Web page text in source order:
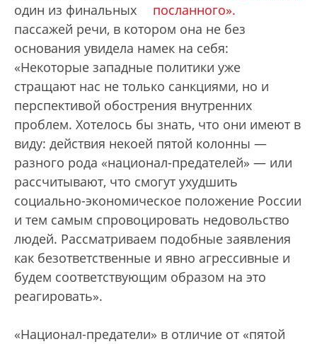
посланного».
один из финальных
пассажей речи, в котором она не без
основания увидела намек на себя:
«Некоторые западные политики уже
стращают нас не только санкциями, но и
перспективой обострения внутренних
проблем. Хотелось бы знать, что они имеют в
виду: действия некоей пятой колонны —
разного рода «национал-предателей» — или
рассчитывают, что смогут ухудшить
социально-экономическое положение России
и тем самым спровоцировать недовольство
людей. Рассматриваем подобные заявления
как безответственные и явно агрессивные и
будем соответствующим образом на это
реагировать».
«Национал-предатели» в отличие от «пятой